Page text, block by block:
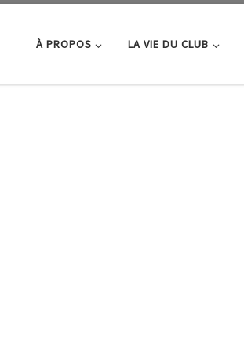
À PROPOS LA VIE DU CLUB